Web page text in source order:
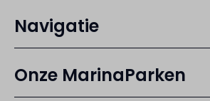
Navigatie
Onze MarinaParken